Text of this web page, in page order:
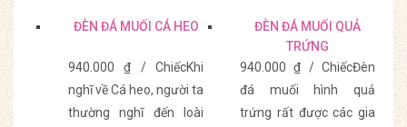
ĐÈN ĐÁ MUỐI CÁ HEO
940.000 ₫ / ChiếcKhi
nghĩ về Cá heo, người ta
thường nghĩ đến loài
ĐÈN ĐÁ MUỐI QUẢ
TRỨNG
940.000 ₫ / ChiếcĐèn
đá muối hình quả
trứng rất được các gia